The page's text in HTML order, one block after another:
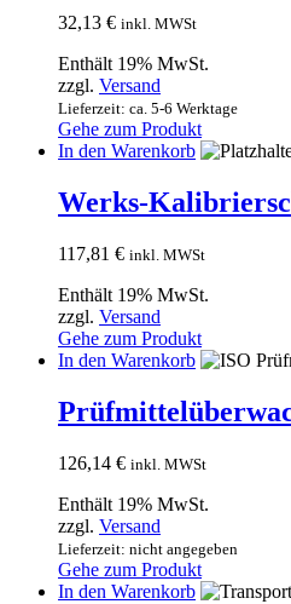
32,13 € inkl. MWSt
Enthält 19% MwSt.
zzgl. Versand
Lieferzeit: ca. 5-6 Werktage
Gehe zum Produkt
In den Warenkorb
Werks-
117,81 € inkl. MWSt
Enthält 19% MwSt.
zzgl. Versand
Gehe zum Produkt
In den Warenkorb
126,14 € inkl. MWSt
Enthält 19% MwSt.
zzgl. Versand
Lieferzeit: nicht angegeben
Gehe zum Produkt
In den Warenkorb